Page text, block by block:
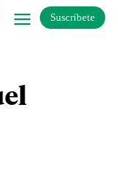
Suscríbete